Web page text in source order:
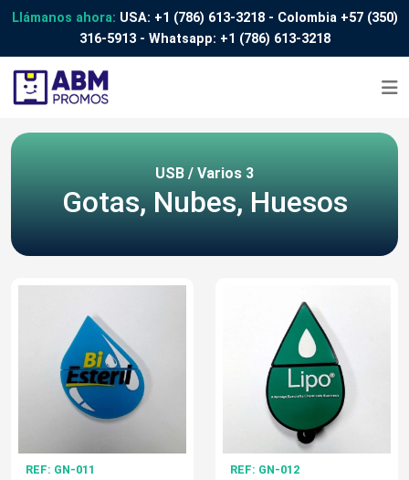
Llámanos ahora: USA: +1 (786) 613-3218- Colombia +57 (350)
316-5913- Whatsapp: +1 (786) 613-3218
USB / Varios 3
Gotas, Nubes, Huesos
REF: GN-011 REF: GN-012